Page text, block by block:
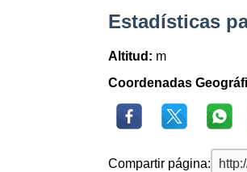
Estadísticas
Altitud: m
Coordenadas
Compartir página: